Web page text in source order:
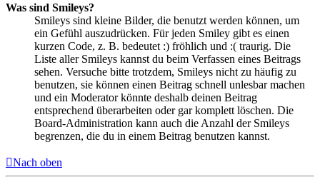
Was sind Smileys?
Smileys sind kleine Bilder, die benutzt werden können, um
ein Gefühl auszudrücken. Für jeden Smiley gibt es einen
kurzen Code, z. B. bedeutet :) fröhlich und :( traurig. Die
Liste aller Smileys kannst du beim Verfassen eines Beitrags
sehen. Versuche bitte trotzdem, Smileys nicht zu häufig zu
benutzen, sie können einen Beitrag schnell unlesbar machen
und ein Moderator könnte deshalb deinen Beitrag
entsprechend überarbeiten oder gar komplett löschen. Die
Board-Administration kann auch die Anzahl der Smileys
begrenzen, die du in einem Beitrag benutzen kannst.
Nach oben